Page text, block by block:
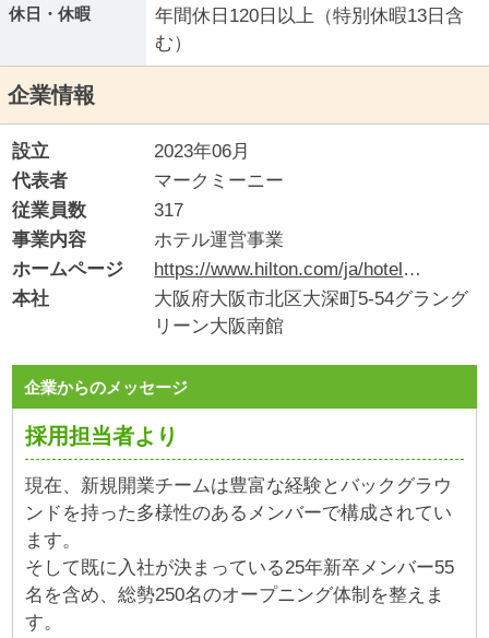
休日・休暇
年間休日120日以上（特別休暇13日含
む）
企業情報
設立
2023年06月
代表者
マークミーニー
従業員数
317
事業内容
ホテル運営事業
ホームページ
https://www.hilton.com/ja/hotels/osawawa-waldorf-astoria-osaka/?_gl=1*12f15r1*_gcl_au*MTE0ODMwODg3MS4xNzgyMTIyNzYw
本社
大阪府大阪市北区大深町5-54グラング
リーン大阪南館
企業からのメッセージ
採用担当者より
現在、新規開業チームは豊富な経験とバックグラウ
ンドを持った多様性のあるメンバーで構成されてい
ます。
そして既に入社が決まっている25年新卒メンバー55
名を含め、総勢250名のオープニング体制を整えま
す。